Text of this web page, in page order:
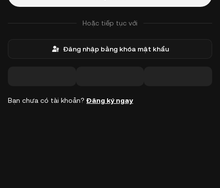
Hoặc tiếp tục với
Đăng nhập bằng khóa mật khẩu
Bạn chưa có tài khoản? Đăng ký ngay